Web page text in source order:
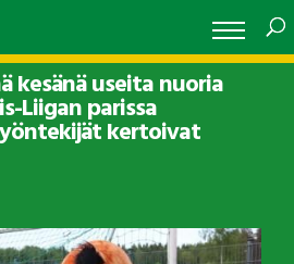
kesänä useita nuoria
Liigan parissa
kertoivat